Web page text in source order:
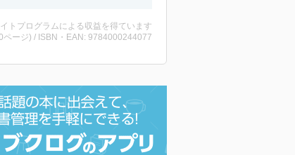
トプログラムによる収益を得ています
ージ) / ISBN・EAN: 9784000244077